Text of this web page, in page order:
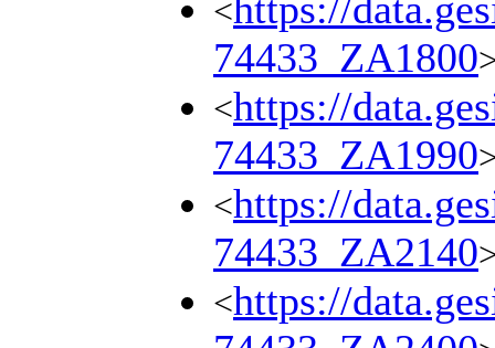
<https://
74433_ZA1800
<https://
74433_ZA1990
<https://
74433_ZA2140
<https://